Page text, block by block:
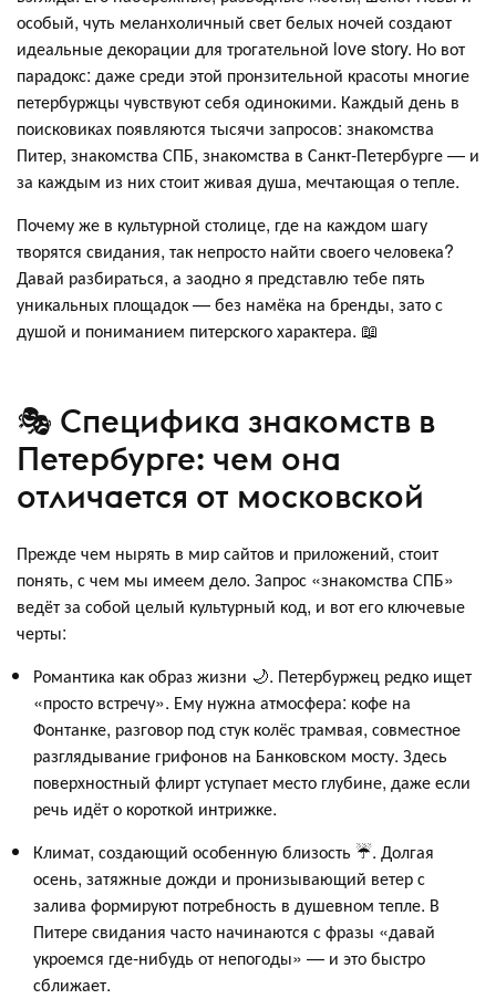
особый, чуть меланхоличный свет белых ночей создают
идеальные декорации для трогательной love story. Но вот
парадокс: даже среди этой пронзительной красоты многие
петербуржцы чувствуют себя одинокими. Каждый день в
поисковиках появляются тысячи запросов: знакомства
Питер, знакомства СПБ, знакомства в Санкт-Петербурге — и
за каждым из них стоит живая душа, мечтающая о тепле.
Почему же в культурной столице, где на каждом шагу
творятся свидания, так непросто найти своего человека?
Давай разбираться, а заодно я представлю тебе пять
уникальных площадок — без намёка на бренды, зато с
душой и пониманием питерского характера. 📖
🎭 Специфика знакомств в
Петербурге: чем она
отличается от московской
Прежде чем нырять в мир сайтов и приложений, стоит
понять, с чем мы имеем дело. Запрос «знакомства СПБ»
ведёт за собой целый культурный код, и вот его ключевые
черты:
Романтика как образ жизни 🌙. Петербуржец редко ищет
«просто встречу». Ему нужна атмосфера: кофе на
Фонтанке, разговор под стук колёс трамвая, совместное
разглядывание грифонов на Банковском мосту. Здесь
поверхностный флирт уступает место глубине, даже если
речь идёт о короткой интрижке.
Климат, создающий особенную близость ☔. Долгая
осень, затяжные дожди и пронизывающий ветер с
залива формируют потребность в душевном тепле. В
Питере свидания часто начинаются с фразы «давай
укроемся где-нибудь от непогоды» — и это быстро
сближает.